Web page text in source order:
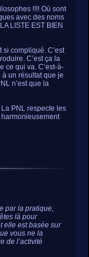
!!!! Où sont
avec des noms
LISTE EST BIEN
compliqué. C’est
C’est ça la
ce qui va. C’est-à-
un résultat que je
n’est que la
PNL respecte les
par la pratique,
là pour
elle est basée sur
vous ne la
de l’activité